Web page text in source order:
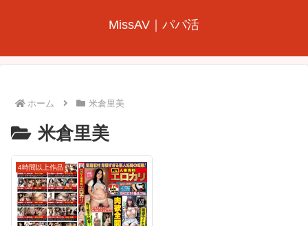
MissAV｜パパ活
ホーム 米倉里美
米倉里美
4時間以上作品